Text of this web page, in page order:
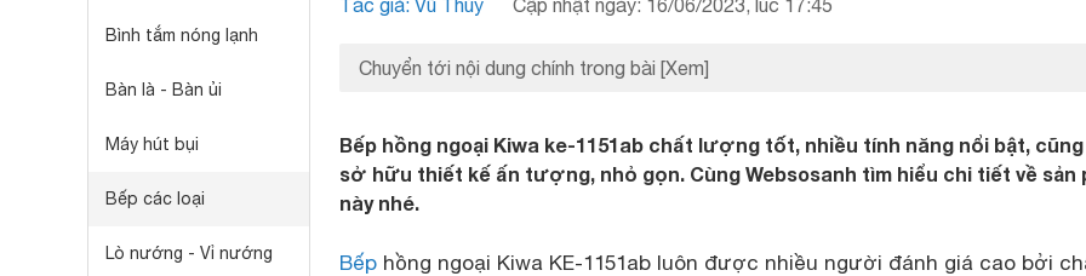
Bình tắm nóng lạnh
Bàn là - Bàn ủi
Máy hút bụi
Bếp các loại
Lò nướng - Vỉ nướng
Tác giả: Vũ Thúy Cập nhật ngày: 16/06/2023, lúc 17:45
Chuyển tới nội dung chính trong bài [Xem]
Bếp hồng ngoại Kiwa ke-1151ab chất lượng tốt, nhiều tính năng nổi bật,
sở hữu thiết kế ấn tượng, nhỏ gọn. Cùng Websosanh tìm hiểu chi tiết về sản
này nhé.
Bếp hồng ngoại Kiwa KE-1151ab luôn được nhiều người đánh giá cao bởi